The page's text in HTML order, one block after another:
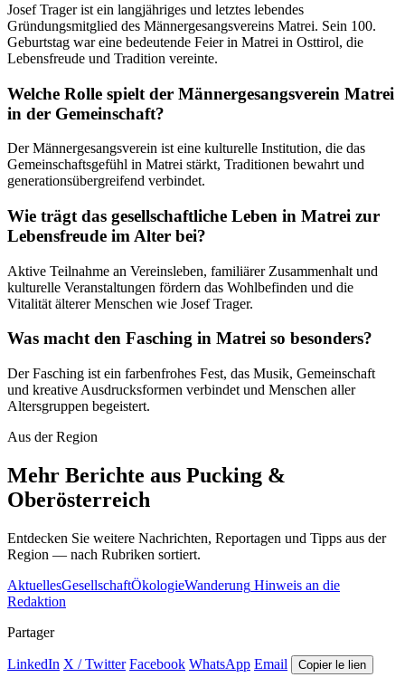
Josef Trager ist ein langjähriges und letztes lebendes
Gründungsmitglied des Männergesangsvereins Matrei. Sein 100.
Geburtstag war eine bedeutende Feier in Matrei in Osttirol, die
Lebensfreude und Tradition vereinte.
Welche Rolle spielt der Männergesangsverein Matrei
in der Gemeinschaft?
Der Männergesangsverein ist eine kulturelle Institution, die das
Gemeinschaftsgefühl in Matrei stärkt, Traditionen bewahrt und
generationsübergreifend verbindet.
Wie trägt das gesellschaftliche Leben in Matrei zur
Lebensfreude im Alter bei?
Aktive Teilnahme an Vereinsleben, familiärer Zusammenhalt und
kulturelle Veranstaltungen fördern das Wohlbefinden und die
Vitalität älterer Menschen wie Josef Trager.
Was macht den Fasching in Matrei so besonders?
Der Fasching ist ein farbenfrohes Fest, das Musik, Gemeinschaft
und kreative Ausdrucksformen verbindet und Menschen aller
Altersgruppen begeistert.
Aus der Region
Mehr Berichte aus Pucking &
Oberösterreich
Entdecken Sie weitere Nachrichten, Reportagen und Tipps aus der
Region — nach Rubriken sortiert.
AktuellesGesellschaftÖkologieWanderung Hinweis an die
Redaktion
Partager
LinkedIn X / Twitter Facebook WhatsApp Email Copier le lien